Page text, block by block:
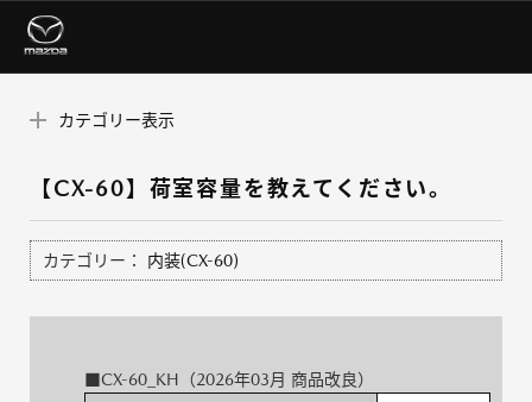
カテゴリー表示
【CX-60】荷室容量を教えてください。
カテゴリー： 内装(CX-60)
■CX-60_KH（2026年03月 商品改良）